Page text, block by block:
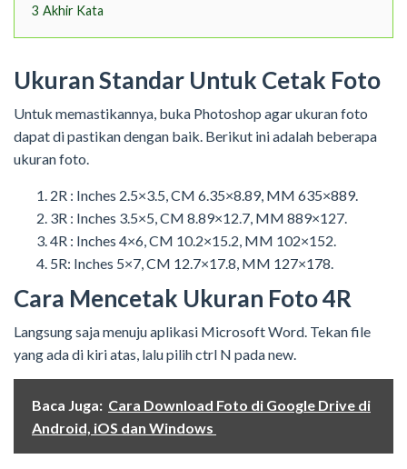
3 Akhir Kata
Ukuran Standar Untuk Cetak Foto
Untuk memastikannya, buka Photoshop agar ukuran foto
dapat di pastikan dengan baik. Berikut ini adalah beberapa
ukuran foto.
2R : Inches 2.5×3.5, CM 6.35×8.89, MM 635×889.
3R : Inches 3.5×5, CM 8.89×12.7, MM 889×127.
4R : Inches 4×6, CM 10.2×15.2, MM 102×152.
5R: Inches 5×7, CM 12.7×17.8, MM 127×178.
Cara Mencetak Ukuran Foto 4R
Langsung saja menuju aplikasi Microsoft Word. Tekan file
yang ada di kiri atas, lalu pilih ctrl N pada new.
Baca Juga: Cara Download Foto di Google Drive di
Android, iOS dan Windows